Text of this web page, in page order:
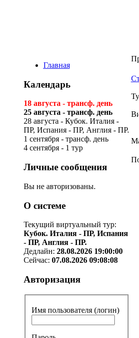
Главная
Календарь
18 августа - трансф. день
25 августа - трансф. день
28 августа - Кубок. Италия -
ПР, Испания - ПР, Англия - ПР.
1 сентября - трансф. день
4 сентября - 1 тур
Личные сообщения
Вы не авторизованы.
О системе
Текущий виртуальный тур:
Кубок. Италия - ПР, Испания
- ПР, Англия - ПР.
Дедлайн: 28.08.2026 19:00:00
Сейчас: 07.08.2026 09:08:08
Авторизация
Имя пользователя (логин)